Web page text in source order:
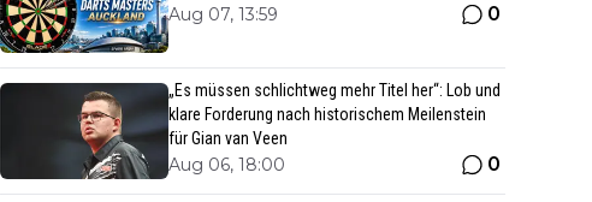
Aug 07, 13:59 0
„Es müssen schlichtweg mehr Titel her“: Lob und
klare Forderung nach historischem Meilenstein
für Gian van Veen
Aug 06, 18:00 0